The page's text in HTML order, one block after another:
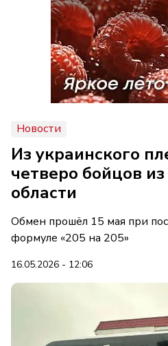
Новости
Из украинского
четверо бойцов
области
Обмен прошёл 15 мая при
формуле «205 на 205»
16.05.2026 - 12:06